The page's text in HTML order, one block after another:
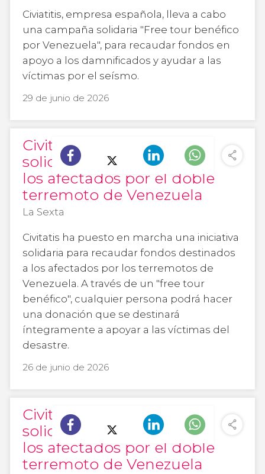
Civiatitis, empresa española, lleva a cabo
una campaña solidaria "Free tour benéfico
por Venezuela", para recaudar fondos en
apoyo a los damnificados y ayudar a las
víctimas por el seísmo.
29 de junio de 2026
Civitatis crea un tour
solidario para ayudar a
los afectados por el doble
terremoto de Venezuela
La Sexta
Civitatis ha puesto en marcha una iniciativa
solidaria para recaudar fondos destinados
a los afectados por los terremotos de
Venezuela. A través de un "free tour
benéfico", cualquier persona podrá hacer
una donación que se destinará
íntegramente a apoyar a las víctimas del
desastre.
26 de junio de 2026
Civitatis crea un tour
solidario para ayudar a
los afectados por el doble
terremoto de Venezuela